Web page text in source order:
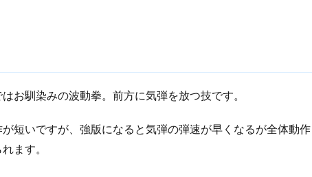
お馴染みの波動拳。前方に気弾を放つ技です。
短いですが、強版になると気弾の弾速が早くなるが全体動作
ます。